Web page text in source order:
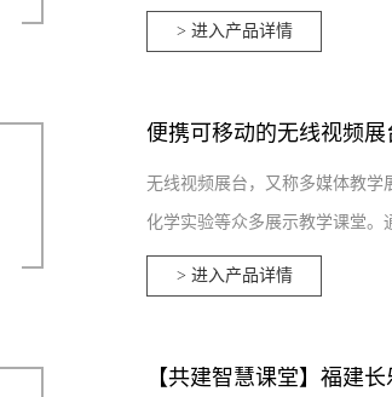
> 进入产品详情
便携可移动的无线视频
无线视频展台，又称多媒体教学
化学实验等众多展示教学课堂。
> 进入产品详情
【共建智慧课堂】福建